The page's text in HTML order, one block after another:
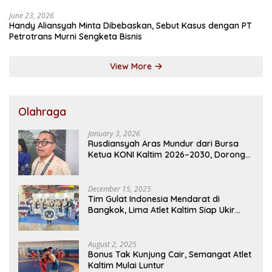
June 23, 2026
Handy Aliansyah Minta Dibebaskan, Sebut Kasus dengan PT
Petrotrans Murni Sengketa Bisnis
View More
Olahraga
January 3, 2026
Rusdiansyah Aras Mundur dari Bursa
Ketua KONI Kaltim 2026–2030, Dorong
December 15, 2025
Tim Gulat Indonesia Mendarat di
Bangkok, Lima Atlet Kaltim Siap Ukir
August 2, 2025
Bonus Tak Kunjung Cair, Semangat Atlet
Kaltim Mulai Luntur